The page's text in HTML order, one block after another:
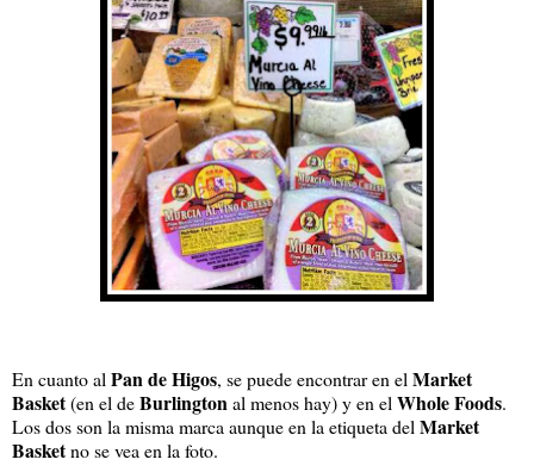
En cuanto alPan de Higos, se puede encontrar en elMarket
Basket(en el deBurlingtonal menos hay) y en elWhole Foods.
Los dos son la misma marca aunque en la etiqueta delMarket
Basketno se vea en la foto.